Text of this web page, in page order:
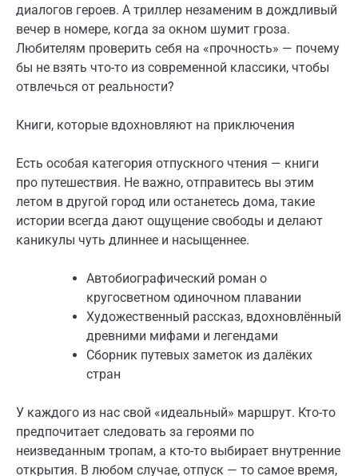
диалогов героев. А триллер незаменим в дождливый
вечер в номере, когда за окном шумит гроза.
Любителям проверить себя на «прочность» — почему
бы не взять что-то из современной классики, чтобы
отвлечься от реальности?
Книги, которые вдохновляют на приключения
Есть особая категория отпускного чтения — книги
про путешествия. Не важно, отправитесь вы этим
летом в другой город или останетесь дома, такие
истории всегда дают ощущение свободы и делают
каникулы чуть длиннее и насыщеннее.
Автобиографический роман о
кругосветном одиночном плавании
Художественный рассказ, вдохновлённый
древними мифами и легендами
Сборник путевых заметок из далёких
стран
У каждого из нас свой «идеальный» маршрут. Кто-то
предпочитает следовать за героями по
неизведанным тропам, а кто-то выбирает внутренние
открытия. В любом случае, отпуск — то самое время,